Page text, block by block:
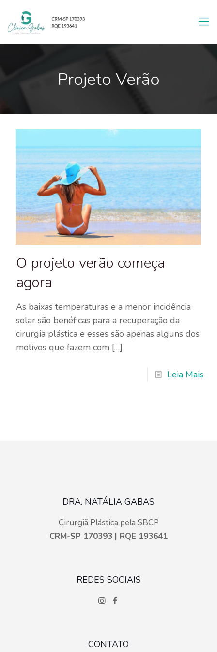
Projeto Verão
O projeto verão começa
agora
As baixas temperaturas e a menor incidência
solar são benéficas para a recuperação da
cirurgia plástica e esses são apenas alguns dos
motivos que fazem com […]
Leia Mais
DRA. NATÁLIA GABAS
Cirurgiã Plástica pela SBCP
CRM-SP 170393 | RQE 193641
REDES SOCIAIS
CONTATO